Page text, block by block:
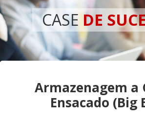
CASEDE
Armazenagem a
Ensacado (Big